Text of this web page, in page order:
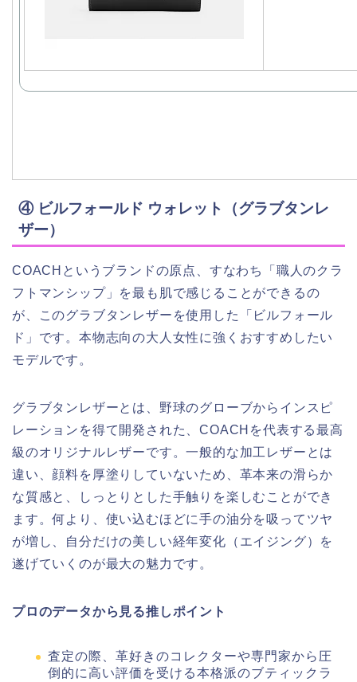
④ ビルフォールド ウォレット（グラブタンレ
ザー）
COACHというブランドの原点、すなわち「職人のクラ
フトマンシップ」を最も肌で感じることができるの
が、このグラブタンレザーを使用した「ビルフォール
ド」です。本物志向の大人女性に強くおすすめしたい
モデルです。
グラブタンレザーとは、野球のグローブからインスピ
レーションを得て開発された、COACHを代表する最高
級のオリジナルレザーです。一般的な加工レザーとは
違い、顔料を厚塗りしていないため、革本来の滑らか
な質感と、しっとりとした手触りを楽しむことができ
ます。何より、使い込むほどに手の油分を吸ってツヤ
が増し、自分だけの美しい経年変化（エイジング）を
遂げていくのが最大の魅力です。
プロのデータから見る推しポイント
査定の際、革好きのコレクターや専門家から圧
倒的に高い評価を受ける本格派のブティックラ